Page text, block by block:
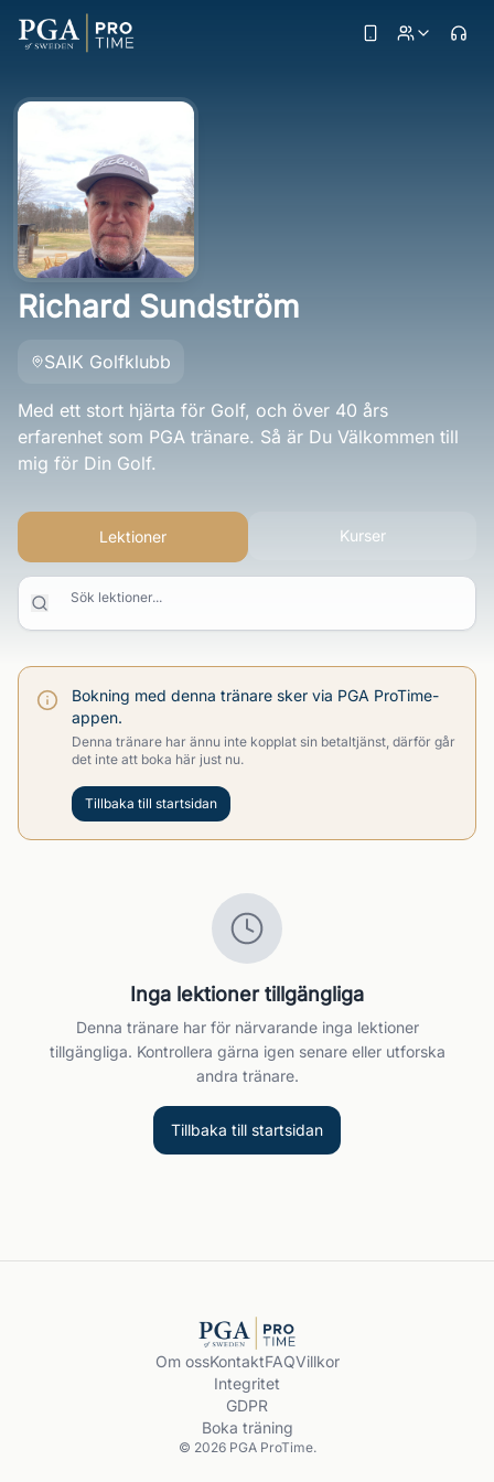
Richard Sundström
SAIK Golfklubb
Med ett stort hjärta för Golf, och över 40 års
erfarenhet som PGA tränare. Så är Du Välkommen till
mig för Din Golf.
Lektioner Kurser
Sök lektioner...
Bokning med denna tränare sker via PGA ProTime-
appen.
Denna tränare har ännu inte kopplat sin betaltjänst, därför går
det inte att boka här just nu.
Tillbaka till startsidan
Inga lektioner tillgängliga
Denna tränare har för närvarande inga lektioner
tillgängliga. Kontrollera gärna igen senare eller utforska
andra tränare.
Tillbaka till startsidan
Om ossKontaktFAQVillkor
Integritet
GDPR
Boka träning
© 2026 PGA ProTime.